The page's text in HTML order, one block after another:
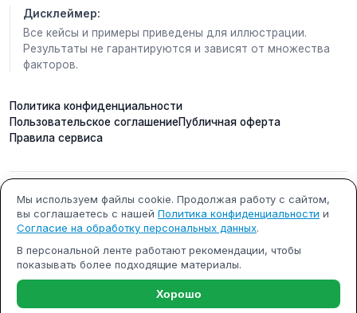
прокатывать, распределять, следить за
временем. А если слой больше 10 мм, то для
идеального результата обязательно ставлю
маяки. Без них легко промахнуться с горизонтом,
соблюдение инструкции - это гарантия, что пол
будет ровным, а не просто «на глазок». Стяжка
любит дисциплину.
забыть» - не верьте. Это миф.
#ЛайфхакПонедельника #ремонт #наливнойпол
#стяжка #Протвино #Серпухов
Дисклеймер:
Все кейсы и примеры приведены для иллюстрации.
Результаты не гарантируются и зависят от множества
факторов.
Политика конфиденциальности
Пользовательское соглашениеПубличная оферта
Правила сервиса
ИП Кобилинский Артем
Сергеевич
ИНН 615490002327
ОГРНИП 322619600000731
Почта: support@m-x.su
Режим работы: будние дни с
Мы используем файлы cookie. Продолжая работу с сайтом,
вы соглашаетесь с нашей Политика конфиденциальности и
Согласие на обработку персональных данных.
В персональной ленте работают рекомендации, чтобы
показывать более подходящие материалы.
Хорошо